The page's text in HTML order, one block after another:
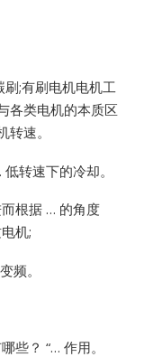
;有刷电机电机工
各类电机的本质区
速。
转速下的冷却。
根据 … 的角度
机;
频。
些？ “… 作用。